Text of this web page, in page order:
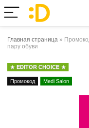
Главная страница »
пару обуви
EDITOR CHOICE
Промокод Medi Salon